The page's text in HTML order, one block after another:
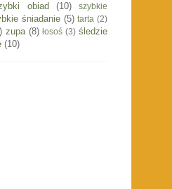
obiad (10)
szybkie
śniadanie (5) tarta (2)
zupa (8) łosoś (3) śledzie
(10)